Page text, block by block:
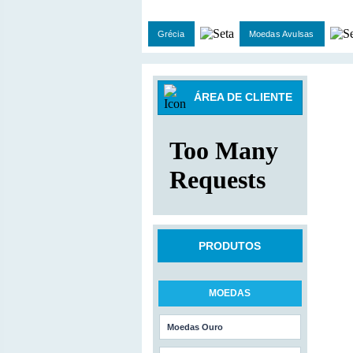
Grécia Moedas Avulsas
ÁREA DE CLIENTE
PRODUTOS
MOEDAS
Moedas Ouro